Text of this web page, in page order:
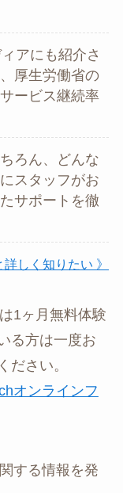
アにも紹介さ
厚生労働省の
ービス継続率
ろん、どんな
スタッフがお
サポートを徹
詳しく知りたい 》
1ヶ月無料体験
る方は一度お
ださい。
オンラインフ
する情報を発